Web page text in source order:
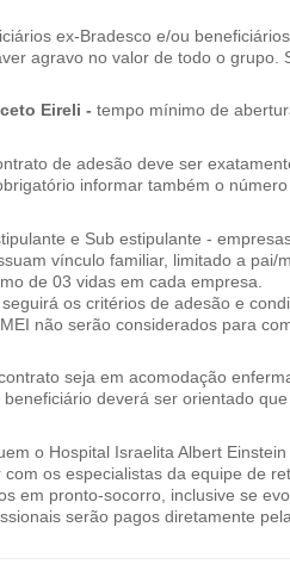
ex-Bradesco e/ou
agravo no valor de todo o grupo.
Eireli - tempo mínimo de
de adesão deve ser
informar também o
e Sub estipulante -
vínculo familiar, limitado a pai/
de 03 vidas em cada empresa.
os critérios de adesão e
não serão considerados para
seja em acomodação
deverá ser orientado
o Hospital Israelita Albert
os especialistas da equipe de
em pronto-socorro, inclusive se
serão pagos diretamente